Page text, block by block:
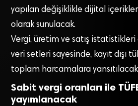
yapılan değişiklikle dijital
olarak sunulacak.
Vergi, üretim ve satış istatistikleri
veri setleri sayesinde, kayıt dışı
toplam harcamalara
Sabit vergi oranları ile
yayımlanacak